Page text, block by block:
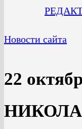
Новости сайта
22